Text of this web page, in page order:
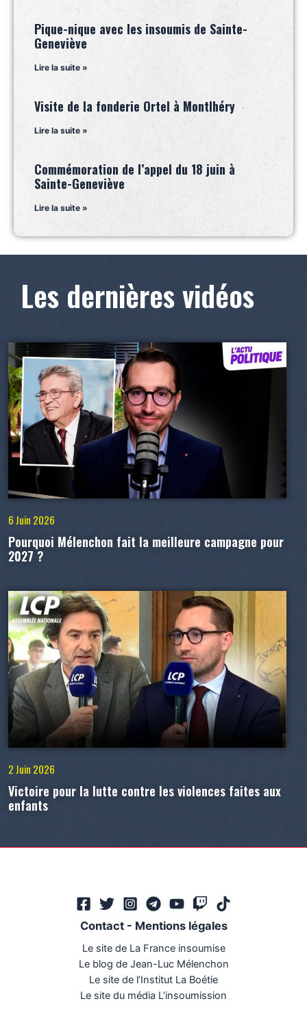
Pique-nique avec les insoumis de Sainte-
Geneviève
Lire la suite »
Visite de la fonderie Ortel à Montlhéry
Lire la suite »
Commémoration de l’appel du 18 juin à
Sainte-Geneviève
Lire la suite »
Les dernières vidéos
6 Juin 2026
Pourquoi Mélenchon fait la meilleure campagne pour
2027 ?
2 Juin 2026
Victoire pour la lutte contre les violences faites aux
enfants
Contact- Mentions légales
Le site de La France insoumise
Le blog de Jean-Luc Mélenchon
Le site de l’Institut La Boétie
Le site du média L’insoumission